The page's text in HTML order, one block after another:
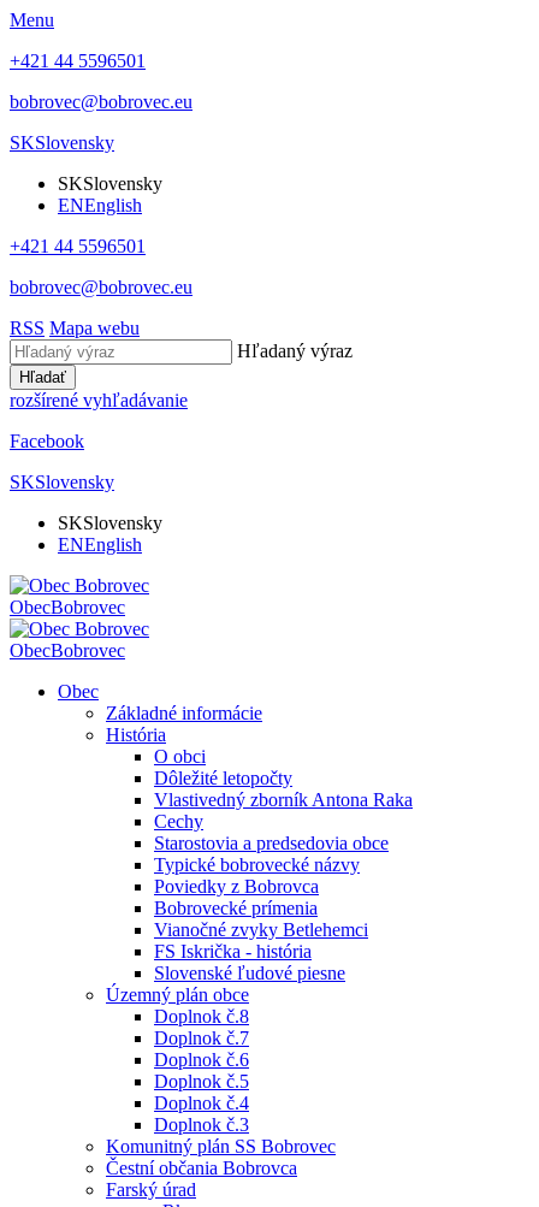
Menu
+421 44 5596501
bobrovec@bobrovec.eu
SKSlovensky
SKSlovensky
ENEnglish
+421 44 5596501
bobrovec@bobrovec.eu
RSS Mapa webu
Hľadaný výraz
Hľadať
rozšírené vyhľadávanie
Facebook
SKSlovensky
SKSlovensky
ENEnglish
ObecBobrovec
ObecBobrovec
Obec
Základné informácie
História
O obci
Dôležité letopočty
Vlastivedný zborník Antona Raka
Cechy
Starostovia a predsedovia obce
Typické bobrovecké názvy
Poviedky z Bobrovca
Bobrovecké prímenia
Vianočné zvyky Betlehemci
FS Iskrička - história
Slovenské ľudové piesne
Územný plán obce
Doplnok č.8
Doplnok č.7
Doplnok č.6
Doplnok č.5
Doplnok č.4
Doplnok č.3
Komunitný plán SS Bobrovec
Čestní občania Bobrovca
Farský úrad